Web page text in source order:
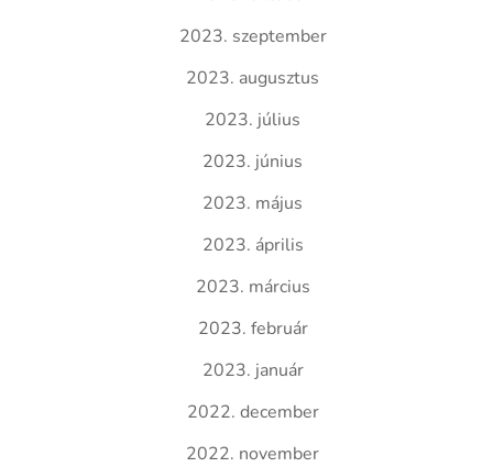
2023. szeptember
2023. augusztus
2023. július
2023. június
2023. május
2023. április
2023. március
2023. február
2023. január
2022. december
2022. november